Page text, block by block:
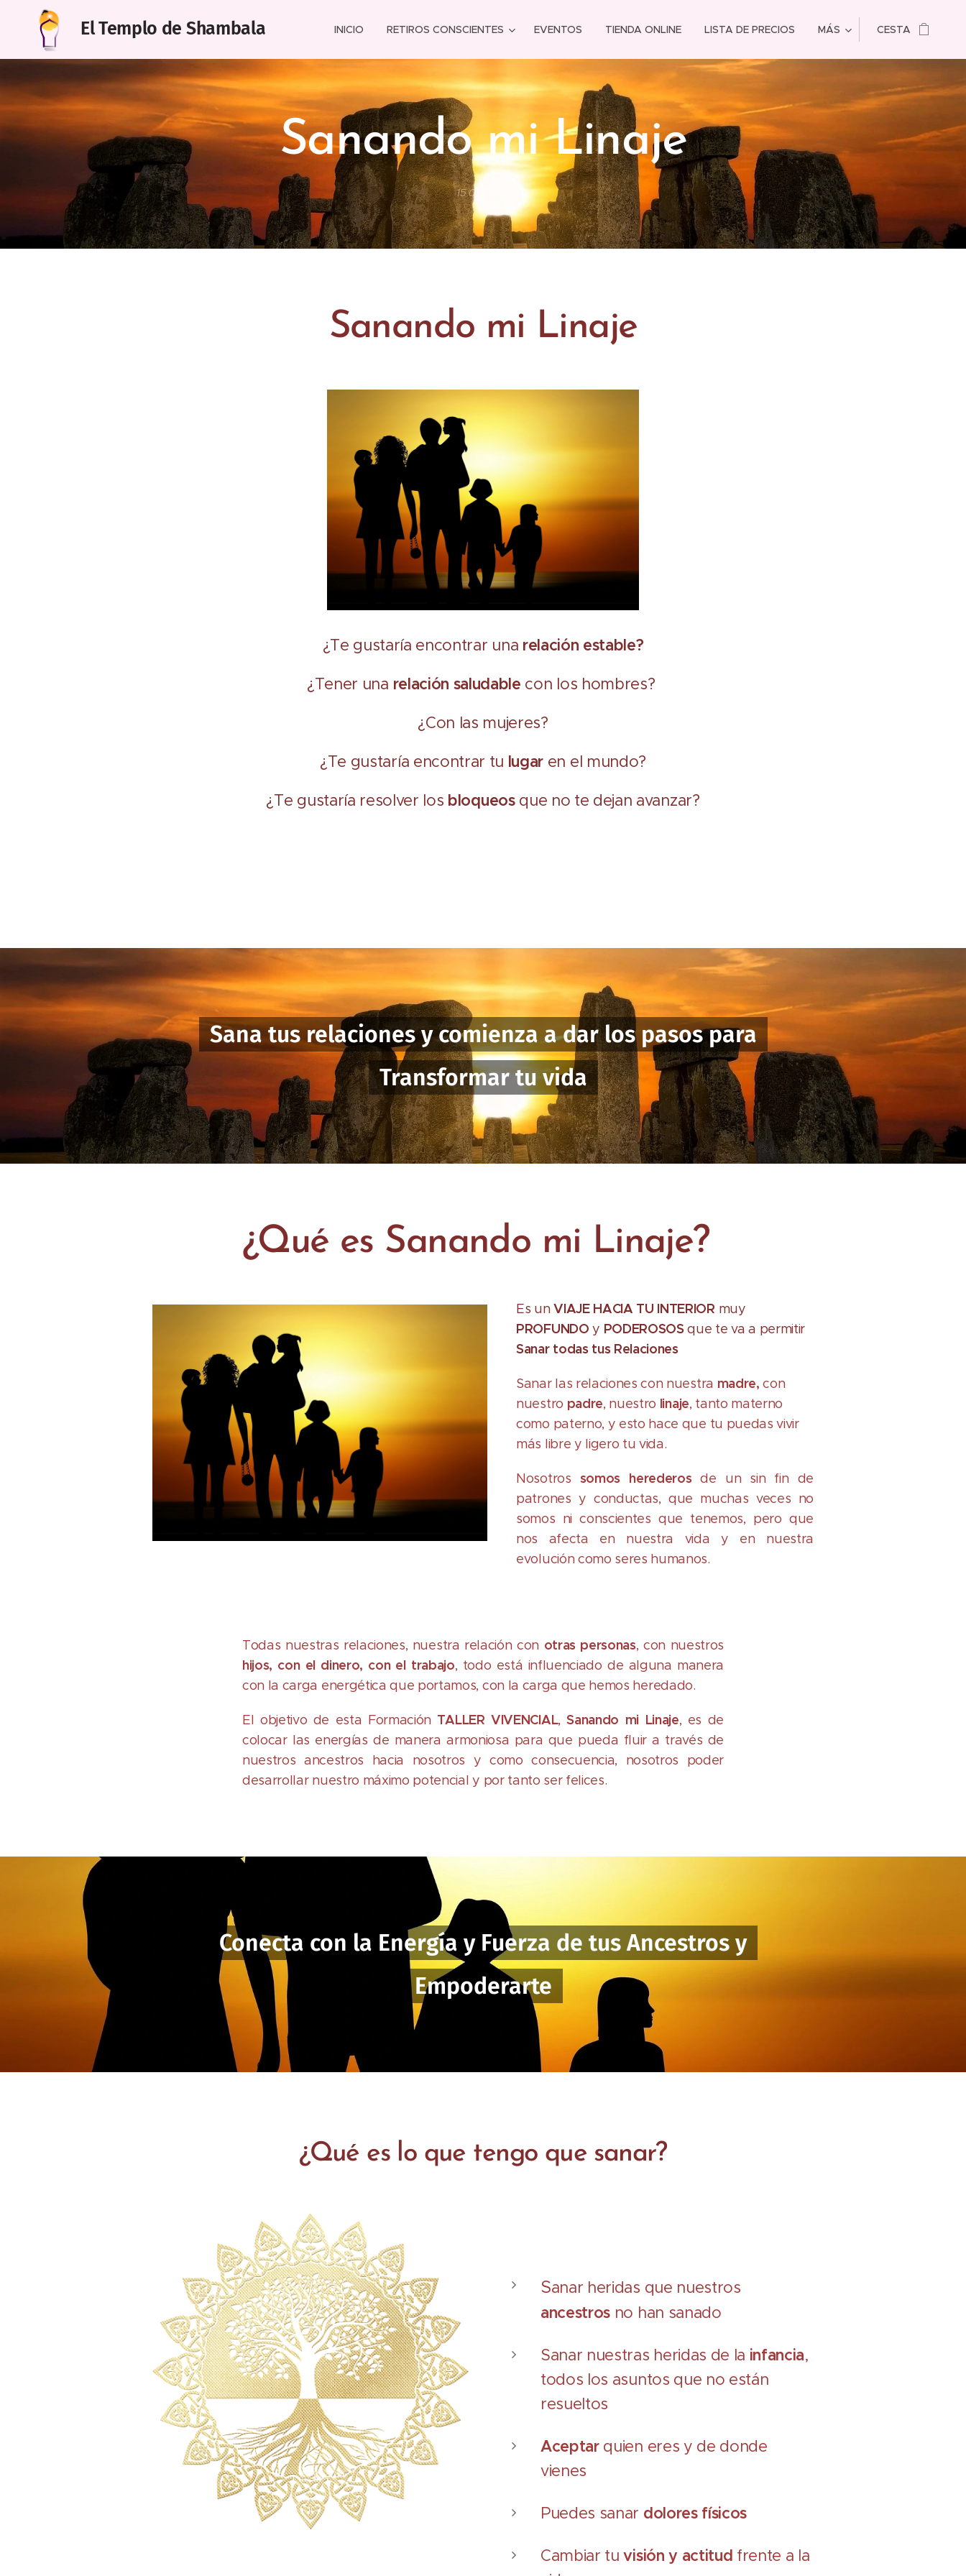
El Templo de Shambala INICIO RETIROS CONSCIENTES EVENTOS TIENDA ONLINE LISTA DE PRECIOS MÁS CESTA
Sanando mi Linaje
15.07.2023
Sanando mi Linaje
¿Te gustaría encontrar una relación estable?
¿Tener una relación saludable con los hombres?
¿Con las mujeres?
¿Te gustaría encontrar tu lugar en el mundo?
¿Te gustaría resolver los bloqueosque no te dejan avanzar?
Sana tus relaciones y comienza a dar los pasos para
Transformar tu vida
¿Qué es Sanando mi Linaje?
Es unVIAJE HACIA TU INTERIOR muy
PROFUNDO y PODEROSOSque te va a permitir
Sanar todas tus Relaciones
Sanar las relaciones con nuestra madre, con
nuestro padre, nuestro linaje, tanto materno
como paterno, y esto hace que tu puedas vivir
más libre y ligero tu vida.
Nosotros somos herederos de un sin fin de
patrones y conductas, que muchas veces no
somos ni conscientes que tenemos, pero que
nos afecta en nuestra vida y en nuestra
evolución como seres humanos.
Todas nuestras relaciones, nuestra relación con otras personas, con nuestros
hijos, con el dinero, con el trabajo, todo está influenciado de alguna manera
con la carga energética que portamos, con la carga que hemos heredado.
El objetivo de esta Formación TALLER VIVENCIAL,Sanando mi Linaje, es de
colocar las energías de manera armoniosa para que pueda fluir a través de
nuestros ancestros hacia nosotros y como consecuencia, nosotros poder
desarrollar nuestro máximo potencial y por tanto ser felices.
Conecta con la Energía y Fuerza de tus Ancestros y
Empoderarte
¿Qué es lo que tengo que sanar?
Sanar heridas que nuestros
ancestros no han sanado
Sanar nuestras heridas de la infancia,
todos los asuntos que no están
resueltos
Aceptarquien eres y de donde
vienes
Puedes sanar dolores físicos
Cambiar tuvisión y actitud frente a la